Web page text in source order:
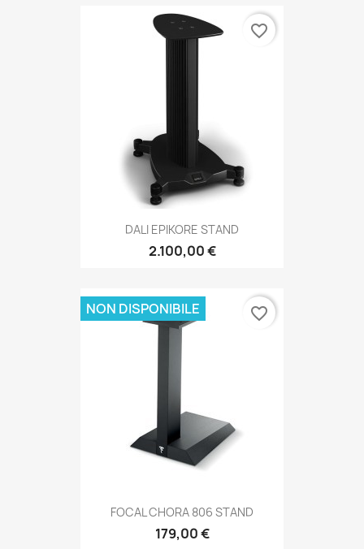
DALI EPIKORE STAND
2.100,00 €
favorite_border
FOCAL CHORA 806 STAND
179,00 €
NON DISPONIBILE favorite_border